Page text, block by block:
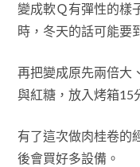
變成軟Ｑ有彈性的樣
時，冬天的話可能要
再把變成原先兩倍大
與紅糖，放入烤箱15
有了這次做肉桂卷的
後會買好多設備。